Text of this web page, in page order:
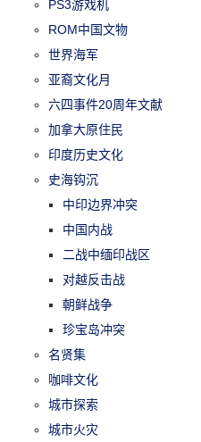
PS3游戏机
ROM中国文物
世界海军
亚裔文化月
六四事件20周年文献
加拿大原住民
印度历史文化
史海钩沉
中印边界冲突
中国内战
二战中缅印战区
对越反击战
朝鲜战争
珍宝岛冲突
名贤集
咖啡文化
城市探索
城市火灾